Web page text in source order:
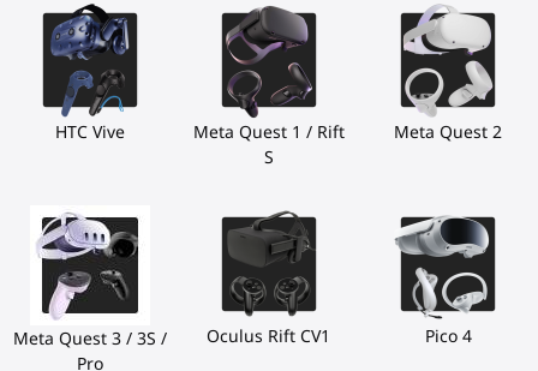
HTC Vive
Meta Quest 1 / Rift
S
Meta Quest 2
Meta Quest 3 / 3S /
Pro
Oculus Rift CV1 Pico 4